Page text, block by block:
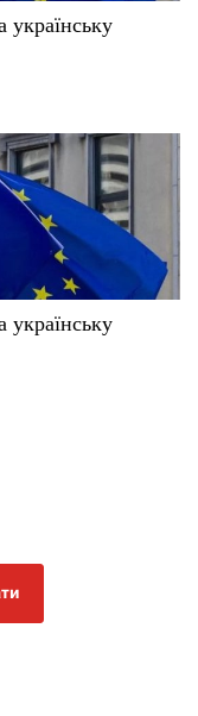
українську
українську